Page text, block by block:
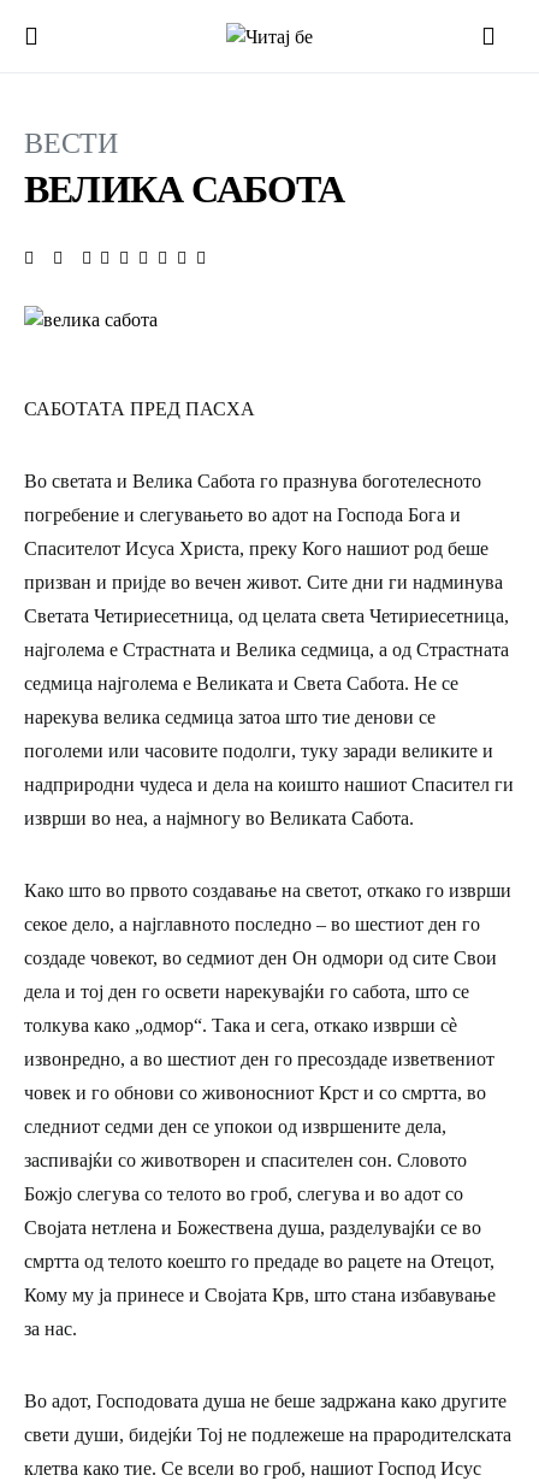
ВЕСТИ
ВЕЛИКА САБОТА
САБОТАТА ПРЕД ПАСХА
Во светата и Велика Сабота го празнува боготелесното
погребение и слегувањето во адот на Господа Бога и
Спасителот Исуса Христа, преку Кого нашиот род беше
призван и пријде во вечен живот. Сите дни ги надминува
Светата Четириесетница, од целата света Четириесетница,
најголема е Страстната и Велика седмица, а од Страстната
седмица најголема е Великата и Света Сабота. Не се
нарекува велика седмица затоа што тие денови се
поголеми или часовите подолги, туку заради великите и
надприродни чудеса и дела на коишто нашиот Спасител ги
изврши во неа, а најмногу во Великата Сабота.
Како што во првото создавање на светот, откако го изврши
секое дело, а најглавното последно – во шестиот ден го
создаде човекот, во седмиот ден Он одмори од сите Свои
дела и тој ден го освети нарекувајќи го сабота, што се
толкува како „одмор“. Така и сега, откако изврши сè
извонредно, а во шестиот ден го пресоздаде изветвениот
човек и го обнови со живоносниот Крст и со смртта, во
следниот седми ден се упокои од извршените дела,
заспивајќи со животворен и спасителен сон. Словото
Божјо слегува со телото во гроб, слегува и во адот со
Својата нетлена и Божествена душа, разделувајќи се во
смртта од телото коешто го предаде во рацете на Отецот,
Кому му ја принесе и Својата Крв, што стана избавување
за нас.
Во адот, Господовата душа не беше задржана како другите
свети души, бидејќи Тој не подлежеше на прародителската
клетва како тие. Се всели во гроб, нашиот Господ Исус